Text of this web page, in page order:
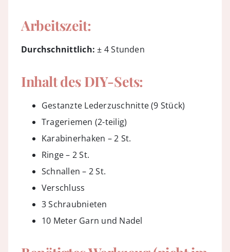
Arbeitszeit:
Durchschnittlich: ± 4 Stunden
Inhalt des DIY-Sets:
Gestanzte Lederzuschnitte (9 Stück)
Trageriemen (2-teilig)
Karabinerhaken – 2 St.
Ringe – 2 St.
Schnallen – 2 St.
Verschluss
3 Schraubnieten
10 Meter Garn und Nadel